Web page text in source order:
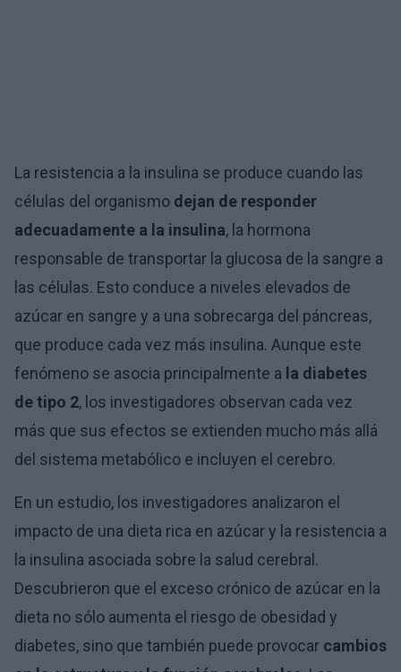
La resistencia a la insulina se produce cuando las
células del organismo dejan de responder
adecuadamente a la insulina, la hormona
responsable de transportar la glucosa de la sangre a
las células. Esto conduce a niveles elevados de
azúcar en sangre y a una sobrecarga del páncreas,
que produce cada vez más insulina. Aunque este
fenómeno se asocia principalmente a la diabetes
de tipo 2, los investigadores observan cada vez
más que sus efectos se extienden mucho más allá
del sistema metabólico e incluyen el cerebro.
En un estudio, los investigadores analizaron el
impacto de una dieta rica en azúcar y la resistencia a
la insulina asociada sobre la salud cerebral.
Descubrieron que el exceso crónico de azúcar en la
dieta no sólo aumenta el riesgo de obesidad y
diabetes, sino que también puede provocar cambios